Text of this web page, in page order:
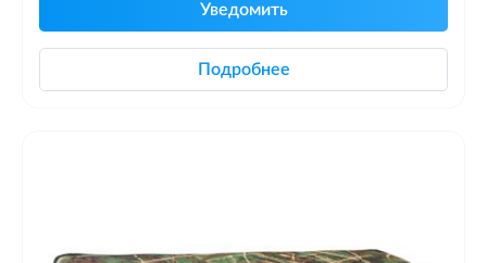
Уведомить
Подробнее